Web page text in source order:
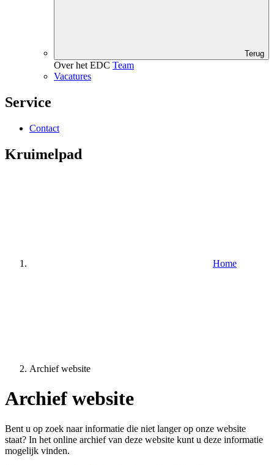
Terug
Over het EDC Team
Vacatures
Service
Contact
Kruimelpad
Home
Archief website
Archief website
Bent u op zoek naar informatie die niet langer op onze website
staat? In het online archief van deze website kunt u deze informatie
mogelijk vinden.